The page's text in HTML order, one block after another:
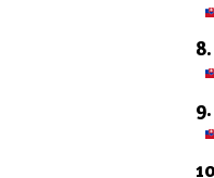
8.
9.